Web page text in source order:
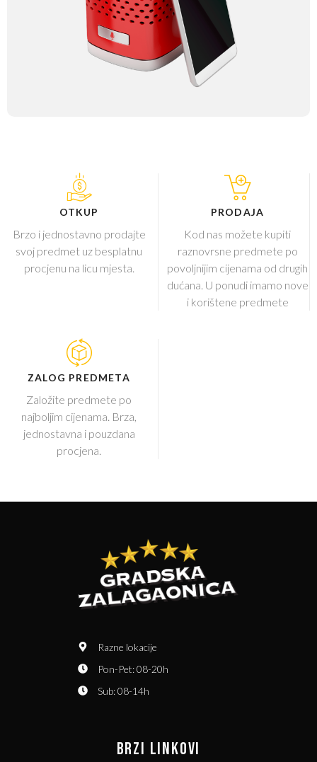
OTKUP
Brzo i jednostavno prodajte
svoj predmet uz besplatnu
procjenu na licu mjesta.
PRODAJA
Kod nas možete kupiti
raznovrsne predmete po
povoljnijim cijenama od drugih
dućana. U ponudi imamo nove
i korištene predmete
ZALOG PREDMETA
Založite predmete po
najboljim cijenama. Brza,
jednostavna i pouzdana
procjena.
Razne lokacije
Pon-Pet: 08-20h
Sub: 08-14h
BRZI LINKOVI